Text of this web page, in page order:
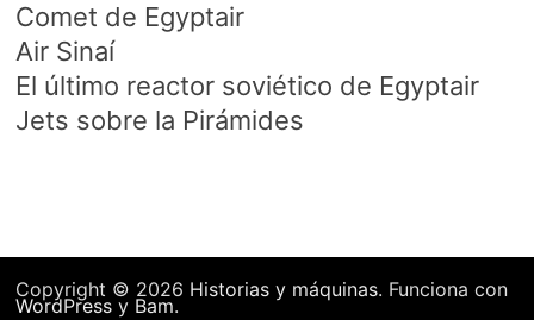
Comet de Egyptair
Air Sinaí
El último reactor soviético de Egyptair
Jets sobre la Pirámides
Copyright © 2026 Historias y máquinas. Funciona con
WordPressy Bam.